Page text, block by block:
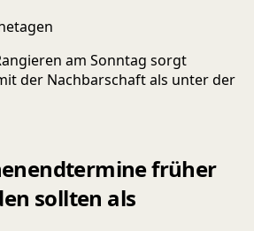
am Sonntag sorgt
der Nachbarschaft als unter der
früher
sollten als